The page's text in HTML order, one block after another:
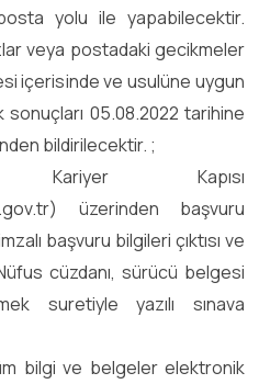
yolu ile yapabilecektir.
veya postadaki gecikmeler
içerisinde ve usulüne uygun
05.08.2022 tarihine
bildirilecektir. ;
Kapısı
üzerinden başvuru
başvuru bilgileri çıktısı ve
cüzdanı, sürücü belgesi
suretiyle yazılı sınava
bilgi ve belgeler elektronik